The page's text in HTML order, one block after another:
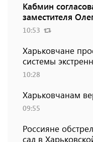
Кабмин
заместителя
10:53
Харьковчане
системы
10:28
Харьковчанам
09:55
Россияне
сад в